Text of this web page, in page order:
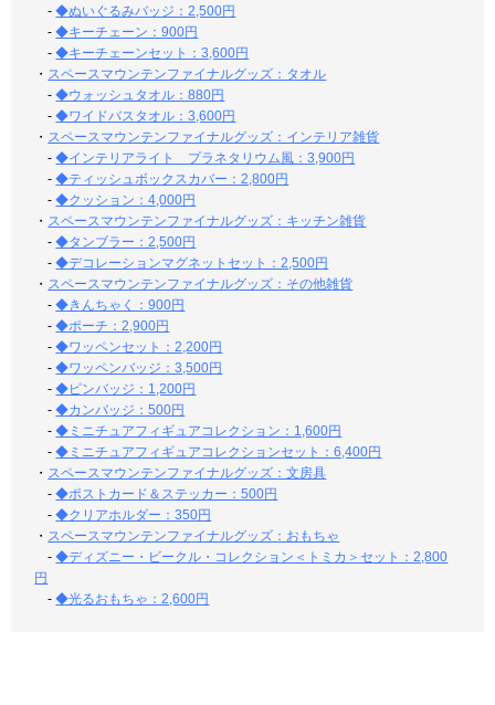
-◆ぬいぐるみバッジ：2,500円
-◆キーチェーン：900円
-◆キーチェーンセット：3,600円
・ スペースマウンテンファイナルグッズ：タオル
-◆ウォッシュタオル：880円
-◆ワイドバスタオル：3,600円
・ スペースマウンテンファイナルグッズ：インテリア雑貨
-◆インテリアライト プラネタリウム風：3,900円
-◆ティッシュボックスカバー：2,800円
-◆クッション：4,000円
・ スペースマウンテンファイナルグッズ：キッチン雑貨
-◆タンブラー：2,500円
-◆デコレーションマグネットセット：2,500円
・ スペースマウンテンファイナルグッズ：その他雑貨
-◆きんちゃく：900円
-◆ポーチ：2,900円
-◆ワッペンセット：2,200円
-◆ワッペンバッジ：3,500円
-◆ピンバッジ：1,200円
-◆カンバッジ：500円
-◆ミニチュアフィギュアコレクション：1,600円
-◆ミニチュアフィギュアコレクションセット：6,400円
・ スペースマウンテンファイナルグッズ：文房具
-◆ポストカード＆ステッカー：500円
-◆クリアホルダー：350円
・ スペースマウンテンファイナルグッズ：おもちゃ
-◆ディズニー・ビークル・コレクション＜トミカ＞セット：2,800
円
-◆光るおもちゃ：2,600円